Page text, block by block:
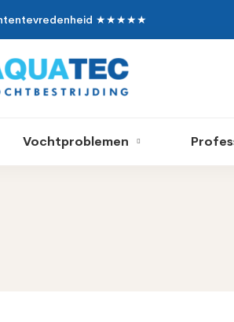
★★★★★
Vochtproblemen